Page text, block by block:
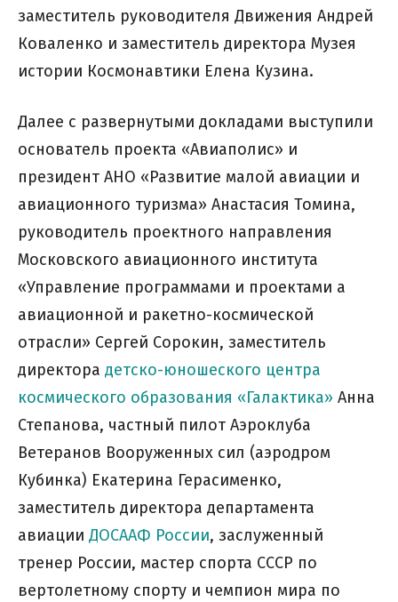
заместитель руководителя Движения Андрей
Коваленко и заместитель директора Музея
истории Космонавтики Елена Кузина.
Далее с развернутыми докладами выступили
основатель проекта «Авиаполис» и
президент АНО «Развитие малой авиации и
авиационного туризма» Анастасия Томина,
руководитель проектного направления
Московского авиационного института
«Управление программами и проектами а
авиационной и ракетно-космической
отрасли» Сергей Сорокин, заместитель
директора детско-юношеского центра
космического образования «Галактика» Анна
Степанова, частный пилот Аэроклуба
Ветеранов Вооруженных сил (аэродром
Кубинка) Екатерина Герасименко,
заместитель директора департамента
авиации ДОСААФ России, заслуженный
тренер России, мастер спорта СССР по
вертолетному спорту и чемпион мира по